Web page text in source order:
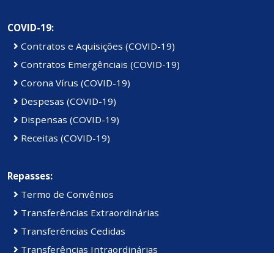
COVID-19:
Contratos e Aquisições (COVID-19)
Contratos Emergênciais (COVID-19)
Corona Vírus (COVID-19)
Despesas (COVID-19)
Dispensas (COVID-19)
Receitas (COVID-19)
Repasses:
Termo de Convênios
Transferências Extraordinárias
Transferências Cedidas
Transferências Intraordinárias